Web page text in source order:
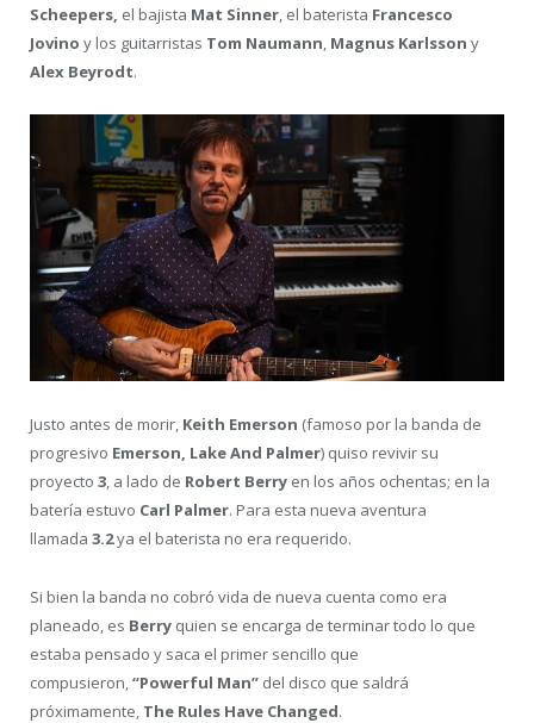
Scheepers, el bajista Mat Sinner, el baterista Francesco
Jovino y los guitarristas Tom Naumann, Magnus Karlsson y
Alex Beyrodt.
Justo antes de morir, Keith Emerson (famoso por la banda de
progresivo Emerson, Lake And Palmer) quiso revivir su
proyecto 3, a lado de Robert Berry en los años ochentas; en la
batería estuvo Carl Palmer. Para esta nueva aventura
llamada 3.2ya el baterista no era requerido.
Si bien la banda no cobró vida de nueva cuenta como era
planeado, es Berry quien se encarga de terminar todo lo que
estaba pensado y saca el primer sencillo que
compusieron,“Powerful Man” del disco que saldrá
próximamente, The Rules Have Changed.